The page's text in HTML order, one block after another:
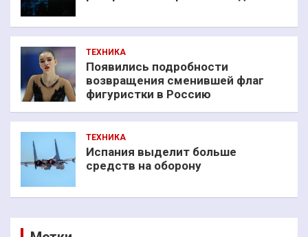
ТЕХНИКА
Появились подробности
возвращения сменившей флаг
фигуристки в Россию
ТЕХНИКА
Испания выделит больше
средств на оборону